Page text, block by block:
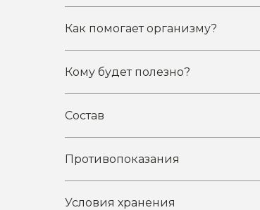
Как помогает организму?
Кому будет полезно?
Состав
Противопоказания
Условия хранения